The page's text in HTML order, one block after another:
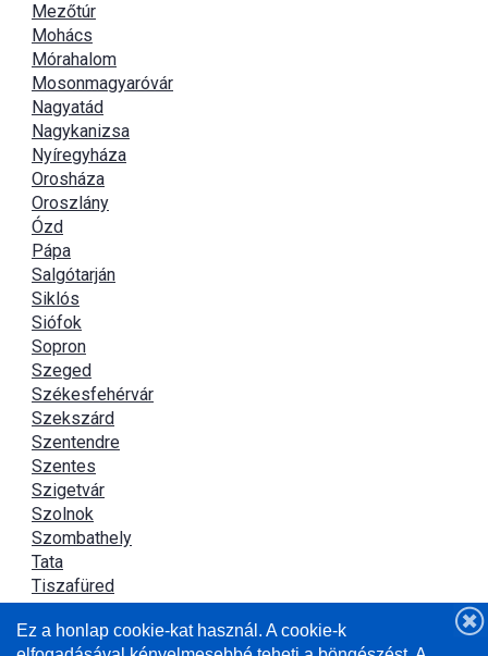
Mezőtúr
Mohács
Mórahalom
Mosonmagyaróvár
Nagyatád
Nagykanizsa
Nyíregyháza
Orosháza
Oroszlány
Ózd
Pápa
Salgótarján
Siklós
Siófok
Sopron
Szeged
Székesfehérvár
Szekszárd
Szentendre
Szentes
Szigetvár
Szolnok
Szombathely
Tata
Tiszafüred
Újszász
Ez a honlap cookie-kat használ. A cookie-k